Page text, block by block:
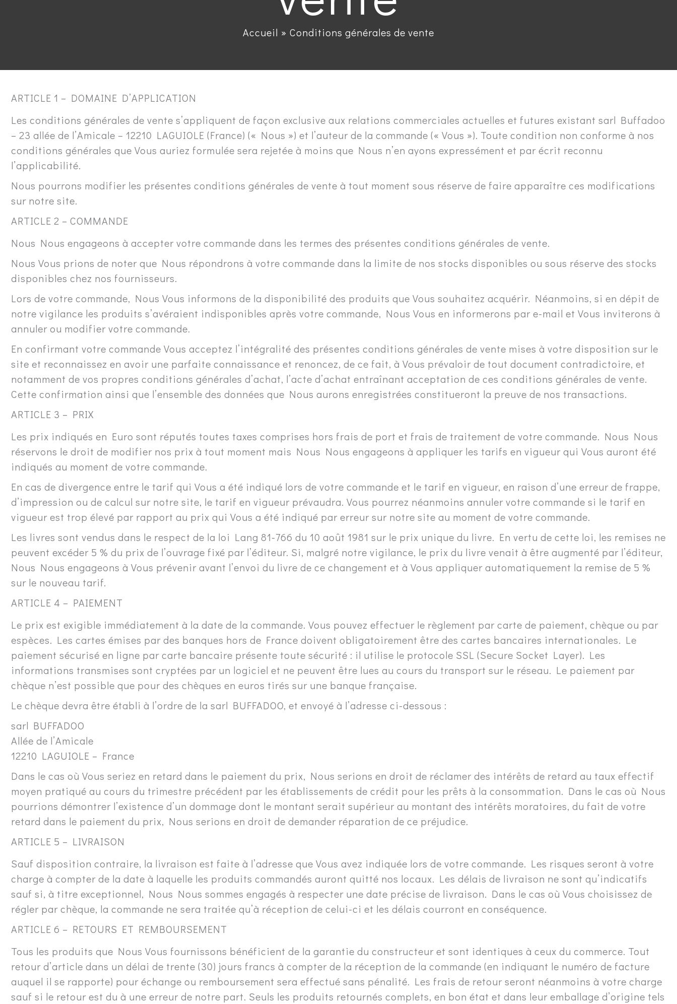
Accueil Conditions générales de vente
ARTICLE 1 – DOMAINE D’APPLICATION
Les conditions générales de vente s’appliquent de façon exclusive aux relations commerciales actuelles et futures existant sarl Buffadoo
– 23 allée de l’Amicale – 12210 LAGUIOLE (France) (« Nous ») et l’auteur de la commande (« Vous »). Toute condition non conforme à nos
conditions générales que Vous auriez formulée sera rejetée à moins que Nous n’en ayons expressément et par écrit reconnu
l’applicabilité.
Nous pourrons modifier les présentes conditions générales de vente à tout moment sous réserve de faire apparaître ces modifications
sur notre site.
ARTICLE 2 – COMMANDE
Nous Nous engageons à accepter votre commande dans les termes des présentes conditions générales de vente.
Nous Vous prions de noter que Nous répondrons à votre commande dans la limite de nos stocks disponibles ou sous réserve des stocks
disponibles chez nos fournisseurs.
Lors de votre commande, Nous Vous informons de la disponibilité des produits que Vous souhaitez acquérir. Néanmoins, si en dépit de
notre vigilance les produits s’avéraient indisponibles après votre commande, Nous Vous en informerons par e-mail et Vous inviterons à
annuler ou modifier votre commande.
En confirmant votre commande Vous acceptez l’intégralité des présentes conditions générales de vente mises à votre disposition sur le
site et reconnaissez en avoir une parfaite connaissance et renoncez, de ce fait, à Vous prévaloir de tout document contradictoire, et
notamment de vos propres conditions générales d’achat, l’acte d’achat entraînant acceptation de ces conditions générales de vente.
Cette confirmation ainsi que l’ensemble des données que Nous aurons enregistrées constitueront la preuve de nos transactions.
ARTICLE 3 – PRIX
Les prix indiqués en Euro sont réputés toutes taxes comprises hors frais de port et frais de traitement de votre commande. Nous Nous
réservons le droit de modifier nos prix à tout moment mais Nous Nous engageons à appliquer les tarifs en vigueur qui Vous auront été
indiqués au moment de votre commande.
En cas de divergence entre le tarif qui Vous a été indiqué lors de votre commande et le tarif en vigueur, en raison d’une erreur de frappe,
d’impression ou de calcul sur notre site, le tarif en vigueur prévaudra. Vous pourrez néanmoins annuler votre commande si le tarif en
vigueur est trop élevé par rapport au prix qui Vous a été indiqué par erreur sur notre site au moment de votre commande.
Les livres sont vendus dans le respect de la loi Lang 81-766 du 10 août 1981 sur le prix unique du livre. En vertu de cette loi, les remises ne
peuvent excéder 5 % du prix de l’ouvrage fixé par l’éditeur. Si, malgré notre vigilance, le prix du livre venait à être augmenté par l’éditeur,
Nous Nous engageons à Vous prévenir avant l’envoi du livre de ce changement et à Vous appliquer automatiquement la remise de 5 %
sur le nouveau tarif.
ARTICLE 4 – PAIEMENT
Le prix est exigible immédiatement à la date de la commande. Vous pouvez effectuer le règlement par carte de paiement, chèque ou par
espèces. Les cartes émises par des banques hors de France doivent obligatoirement être des cartes bancaires internationales. Le
paiement sécurisé en ligne par carte bancaire présente toute sécurité : il utilise le protocole SSL (Secure Socket Layer). Les
informations transmises sont cryptées par un logiciel et ne peuvent être lues au cours du transport sur le réseau. Le paiement par
chèque n’est possible que pour des chèques en euros tirés sur une banque française.
Le chèque devra être établi à l’ordre de la sarl BUFFADOO, et envoyé à l’adresse ci-dessous :
sarl BUFFADOO
Allée de l’Amicale
12210 LAGUIOLE – France
Dans le cas où Vous seriez en retard dans le paiement du prix, Nous serions en droit de réclamer des intérêts de retard au taux effectif
moyen pratiqué au cours du trimestre précédent par les établissements de crédit pour les prêts à la consommation. Dans le cas où Nous
pourrions démontrer l’existence d’un dommage dont le montant serait supérieur au montant des intérêts moratoires, du fait de votre
retard dans le paiement du prix, Nous serions en droit de demander réparation de ce préjudice.
ARTICLE 5 – LIVRAISON
Sauf disposition contraire, la livraison est faite à l’adresse que Vous avez indiquée lors de votre commande. Les risques seront à votre
charge à compter de la date à laquelle les produits commandés auront quitté nos locaux. Les délais de livraison ne sont qu’indicatifs
sauf si, à titre exceptionnel, Nous Nous sommes engagés à respecter une date précise de livraison. Dans le cas où Vous choisissez de
régler par chèque, la commande ne sera traitée qu’à réception de celui-ci et les délais courront en conséquence.
ARTICLE 6 – RETOURS ET REMBOURSEMENT
Tous les produits que Nous Vous fournissons bénéficient de la garantie du constructeur et sont identiques à ceux du commerce. Tout
retour d’article dans un délai de trente (30) jours francs à compter de la réception de la commande (en indiquant le numéro de facture
auquel il se rapporte) pour échange ou remboursement sera effectué sans pénalité. Les frais de retour seront néanmoins à votre charge
sauf si le retour est du à une erreur de notre part. Seuls les produits retournés complets, en bon état et dans leur emballage d’origine tels